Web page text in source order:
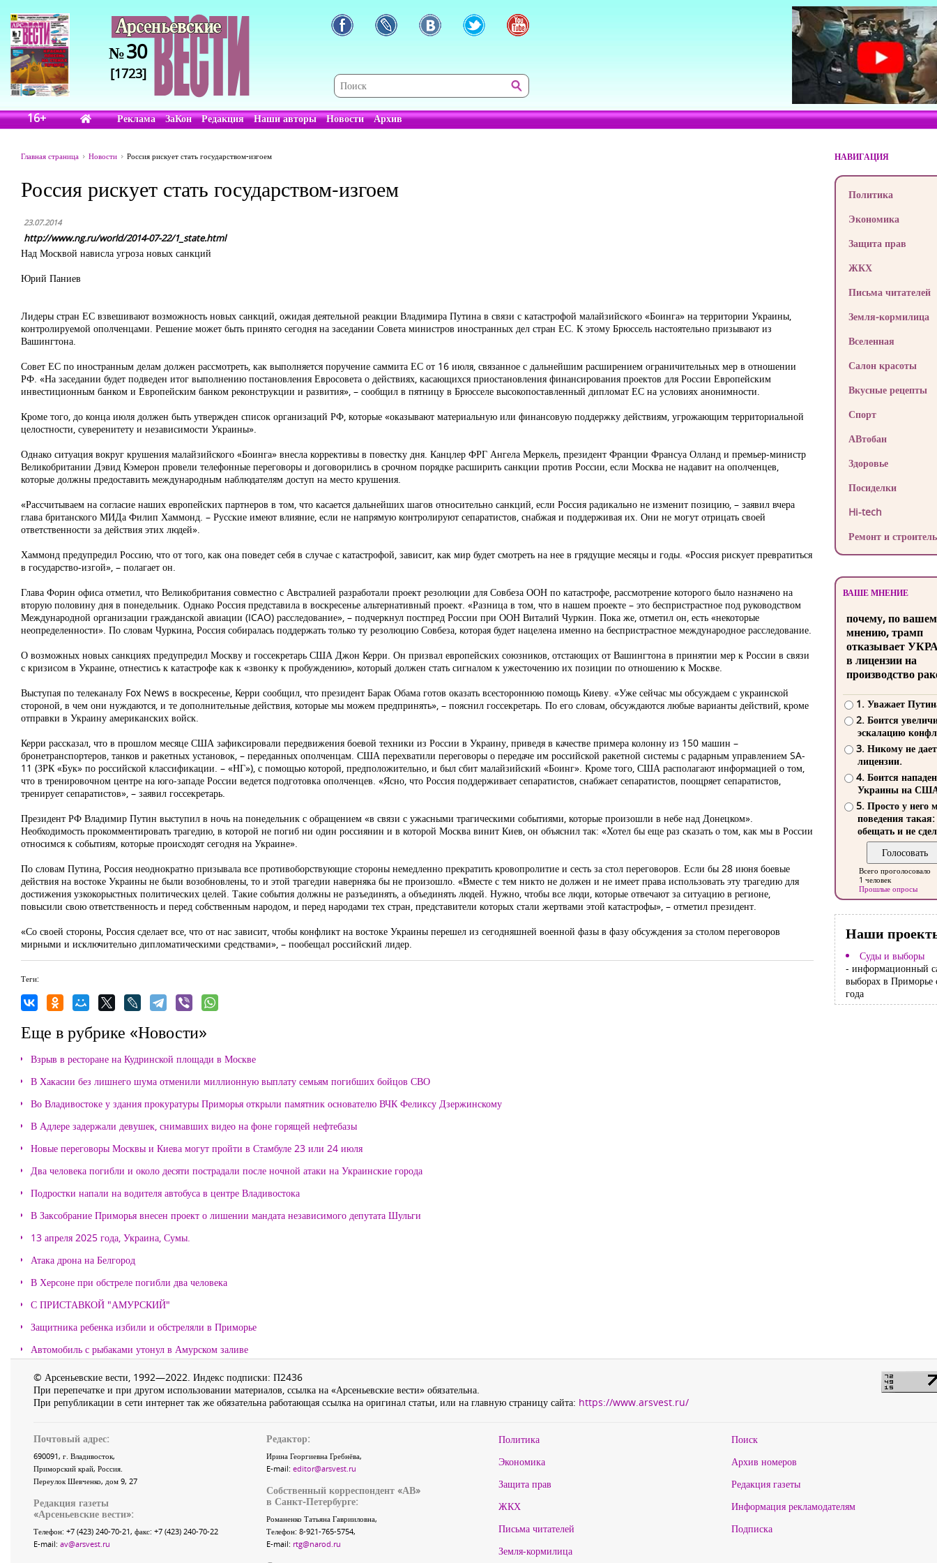
№30
[1723]
16+ Реклама ЗаКон Редакция Наши авторы Новости Архив
Главная страница Новости Россия рискует стать государством-изгоем
Россия рискует стать государством-изгоем
23.07.2014
http://www.ng.ru/world/2014-07-22/1_state.html
Над Москвой нависла угроза новых санкций
Юрий Паниев
Лидеры стран ЕС взвешивают возможность новых санкций, ожидая деятельной реакции Владимира Путина в связи с катастрофой малайзийского «Боинга» на территории Украины,
контролируемой ополченцами. Решение может быть принято сегодня на заседании Совета министров иностранных дел стран ЕС. К этому Брюссель настоятельно призывают из
Вашингтона.
Совет ЕС по иностранным делам должен рассмотреть, как выполняется поручение саммита ЕС от 16 июля, связанное с дальнейшим расширением ограничительных мер в отношении
РФ. «На заседании будет подведен итог выполнению постановления Евросовета о действиях, касающихся приостановления финансирования проектов для России Европейским
инвестиционным банком и Европейским банком реконструкции и развития», – сообщил в пятницу в Брюсселе высокопоставленный дипломат ЕС на условиях анонимности.
Кроме того, до конца июля должен быть утвержден список организаций РФ, которые «оказывают материальную или финансовую поддержку действиям, угрожающим территориальной
целостности, суверенитету и независимости Украины».
Однако ситуация вокруг крушения малайзийского «Боинга» внесла коррективы в повестку дня. Канцлер ФРГ Ангела Меркель, президент Франции Франсуа Олланд и премьер-министр
Великобритании Дэвид Кэмерон провели телефонные переговоры и договорились в срочном порядке расширить санкции против России, если Москва не надавит на ополченцев,
которые должны предоставить международным наблюдателям доступ на место крушения.
«Рассчитываем на согласие наших европейских партнеров в том, что касается дальнейших шагов относительно санкций, если Россия радикально не изменит позицию, – заявил вчера
глава британского МИДа Филип Хаммонд. – Русские имеют влияние, если не напрямую контролируют сепаратистов, снабжая и поддерживая их. Они не могут отрицать своей
ответственности за действия этих людей».
Хаммонд предупредил Россию, что от того, как она поведет себя в случае с катастрофой, зависит, как мир будет смотреть на нее в грядущие месяцы и годы. «Россия рискует превратиться
в государство-изгой», – полагает он.
Глава Форин офиса отметил, что Великобритания совместно с Австралией разработали проект резолюции для Совбеза ООН по катастрофе, рассмотрение которого было назначено на
вторую половину дня в понедельник. Однако Россия представила в воскресенье альтернативный проект. «Разница в том, что в нашем проекте – это беспристрастное под руководством
Международной организации гражданской авиации (ICAO) расследование», – подчеркнул постпред России при ООН Виталий Чуркин. Пока же, отметил он, есть «некоторые
неопределенности». По словам Чуркина, Россия собиралась поддержать только ту резолюцию Совбеза, которая будет нацелена именно на беспристрастное международное расследование.
О возможных новых санкциях предупредил Москву и госсекретарь США Джон Керри. Он призвал европейских союзников, отстающих от Вашингтона в принятии мер к России в связи
с кризисом в Украине, отнестись к катастрофе как к «звонку к пробуждению», который должен стать сигналом к ужесточению их позиции по отношению к Москве.
Выступая по телеканалу Fox News в воскресенье, Керри сообщил, что президент Барак Обама готов оказать всестороннюю помощь Киеву. «Уже сейчас мы обсуждаем с украинской
стороной, в чем они нуждаются, и те дополнительные действия, которые мы можем предпринять», – пояснил госсекретарь. По его словам, обсуждаются любые варианты действий, кроме
отправки в Украину американских войск.
Керри рассказал, что в прошлом месяце США зафиксировали передвижения боевой техники из России в Украину, приведя в качестве примера колонну из 150 машин –
бронетранспортеров, танков и ракетных установок, – переданных ополченцам. США перехватили переговоры о передаче им российской ракетной системы с радарным управлением SA-
11 (ЗРК «Бук» по российской классификации. – «НГ»), с помощью которой, предположительно, и был сбит малайзийский «Боинг». Кроме того, США располагают информацией о том,
что в тренировочном центре на юго-западе России ведется подготовка ополченцев. «Ясно, что Россия поддерживает сепаратистов, снабжает сепаратистов, поощряет сепаратистов,
тренирует сепаратистов», – заявил госсекретарь.
Президент РФ Владимир Путин выступил в ночь на понедельник с обращением «в связи с ужасными трагическими событиями, которые произошли в небе над Донецком».
Необходимость прокомментировать трагедию, в которой не погиб ни один россиянин и в которой Москва винит Киев, он объяснил так: «Хотел бы еще раз сказать о том, как мы в России
относимся к событиям, которые происходят сегодня на Украине».
По словам Путина, Россия неоднократно призывала все противоборствующие стороны немедленно прекратить кровопролитие и сесть за стол переговоров. Если бы 28 июня боевые
действия на востоке Украины не были возобновлены, то и этой трагедии наверняка бы не произошло. «Вместе с тем никто не должен и не имеет права использовать эту трагедию для
достижения узкокорыстных политических целей. Такие события должны не разъединять, а объединять людей. Нужно, чтобы все люди, которые отвечают за ситуацию в регионе,
повысили свою ответственность и перед собственным народом, и перед народами тех стран, представители которых стали жертвами этой катастрофы», – отметил президент.
«Со своей стороны, Россия сделает все, что от нас зависит, чтобы конфликт на востоке Украины перешел из сегодняшней военной фазы в фазу обсуждения за столом переговоров
мирными и исключительно дипломатическими средствами», – пообещал российский лидер.
Теги:
Еще в рубрике «Новости»
Взрыв в ресторане на Кудринской площади в Москве
В Хакасии без лишнего шума отменили миллионную выплату семьям погибших бойцов СВО
Во Владивостоке у здания прокуратуры Приморья открыли памятник основателю ВЧК Феликсу Дзержинскому
В Адлере задержали девушек, снимавших видео на фоне горящей нефтебазы
Новые переговоры Москвы и Киева могут пройти в Стамбуле 23 или 24 июля
Два человека погибли и около десяти пострадали после ночной атаки на Украинские города
Подростки напали на водителя автобуса в центре Владивостока
В Заксобрание Приморья внесен проект о лишении мандата независимого депутата Шульги
13 апреля 2025 года, Украина, Сумы.
Атака дрона на Белгород
В Херсоне при обстреле погибли два человека
С ПРИСТАВКОЙ "АМУРСКИЙ"
Защитника ребенка избили и обстреляли в Приморье
Автомобиль с рыбаками утонул в Амурском заливе
НАВИГАЦИЯ
Политика
Экономика
Защита прав
ЖКХ
Письма читателей
Земля-кормилица
Вселенная
Салон красоты
Вкусные рецепты
Спорт
АВтобан
Здоровье
Посиделки
Hi-tech
Ремонт и
ВАШЕ МНЕНИЕ
почему, по
мнению, трамп
отказывает
в лицензии на
производство
1. Уважает
2. Боится
эскалацию
3. Никому не
лицензии.
4. Боится
Украины на
5. Просто у него
поведения такая:
обещать и не
Всего проголосовало
1 человек
Прошлые опросы
Наши
Суды и выборы
- информационный
выборах в Приморье
года
© Арсеньевские вести, 1992—2022. Индекс подписки: П2436
При перепечатке и при другом использовании материалов, ссылка на «Арсеньевские вести» обязательна.
При републикации в сети интернет так же обязательна работающая ссылка на оригинал статьи, или на главную страницу сайта: https://www.arsvest.ru/
Почтовый адрес:
690091, г. Владивосток,
Приморский край, Россия.
Переулок Шевченко, дом 9, 27
Редакция газеты
«Арсеньевские вести»:
Телефон: +7 (423) 240-70-21, факс: +7 (423) 240-70-22
E-mail: av@arsvest.ru
Редактор:
Ирина Георгиевна Гребнёва,
E-mail: editor@arsvest.ru
Собственный корреспондент «АВ»
в Санкт-Петербурге:
Романенко Татьяна Гаврииловна,
Телефон: 8-921-765-5754,
E-mail: rtg@narod.ru
Политика
Экономика
Защита прав
ЖКХ
Письма читателей
Земля-кормилица
Поиск
Архив номеров
Редакция газеты
Информация рекламодателям
Подписка